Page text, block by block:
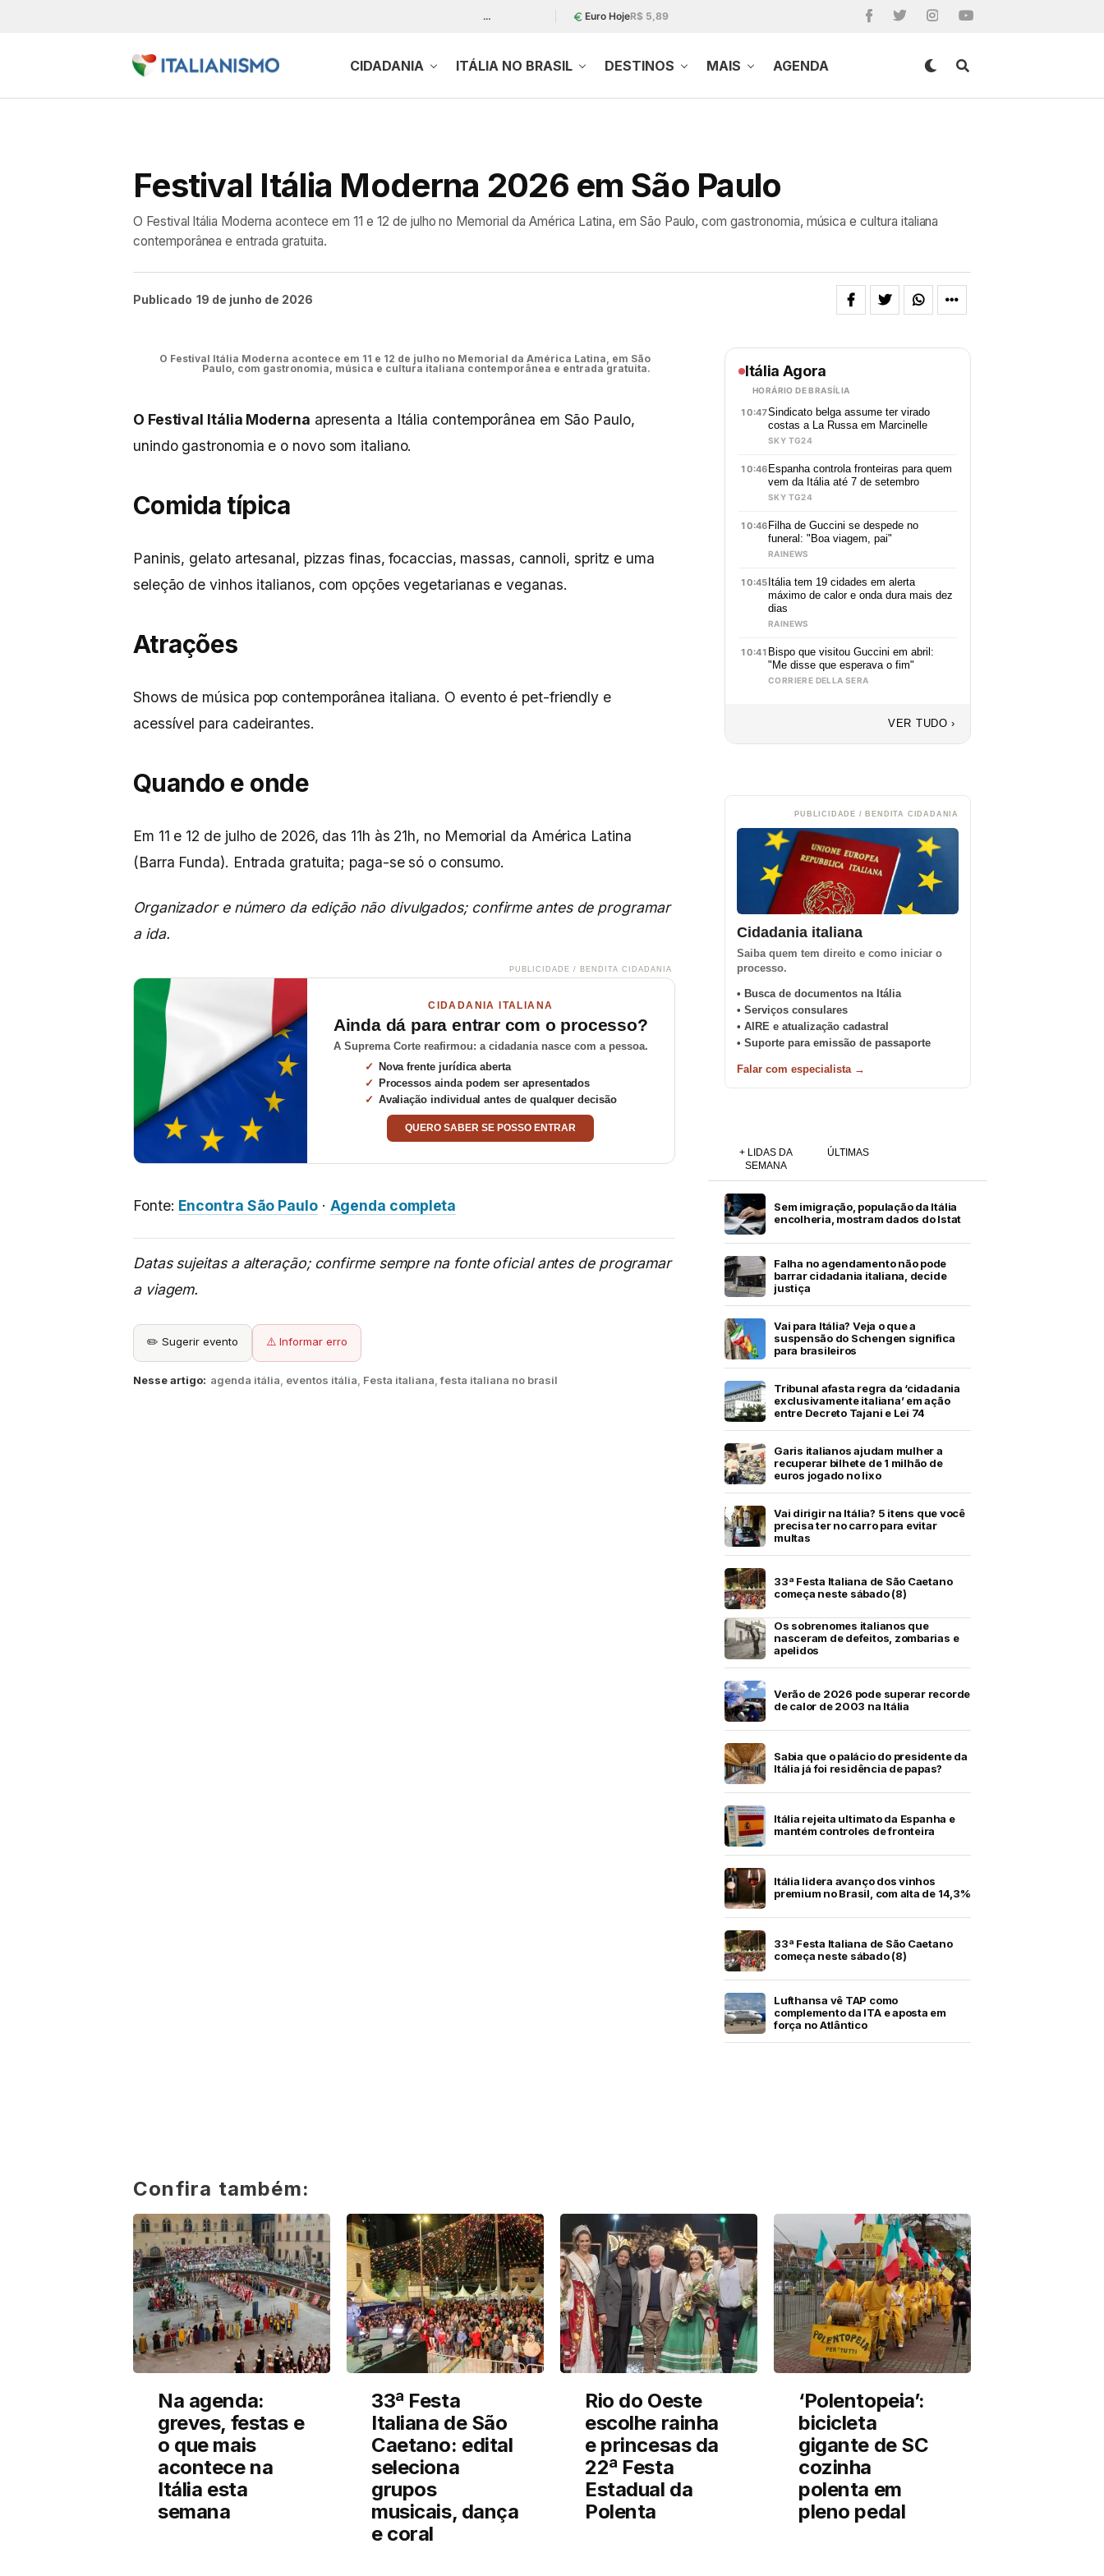
… Euro HojeR$ 5,89
CIDADANIA ITÁLIA NO BRASIL DESTINOS MAIS AGENDA
Festival Itália Moderna 2026 em São Paulo
O Festival Itália Moderna acontece em 11 e 12 de julho no Memorial da América Latina, em São Paulo, com gastronomia, música e cultura italiana
contemporânea e entrada gratuita.
Publicado 19 de junho de 2026
O Festival Itália Moderna acontece em 11 e 12 de julho no Memorial da América Latina, em São
Paulo, com gastronomia, música e cultura italiana contemporânea e entrada gratuita.
O Festival Itália Moderna apresenta a Itália contemporânea em São Paulo,
unindo gastronomia e o novo som italiano.
Comida típica
Paninis, gelato artesanal, pizzas finas, focaccias, massas, cannoli, spritz e uma
seleção de vinhos italianos, com opções vegetarianas e veganas.
Atrações
Shows de música pop contemporânea italiana. O evento é pet-friendly e
acessível para cadeirantes.
Quando e onde
Em 11 e 12 de julho de 2026, das 11h às 21h, no Memorial da América Latina
(Barra Funda). Entrada gratuita; paga-se só o consumo.
Organizador e número da edição não divulgados; confirme antes de programar
a ida.
PUBLICIDADE / BENDITA CIDADANIA
CIDADANIA ITALIANA
Ainda dá para entrar com o processo?
A Suprema Corte reafirmou: a cidadania nasce com a pessoa.
Nova frente jurídica aberta
Processos ainda podem ser apresentados
Avaliação individual antes de qualquer decisão
QUERO SABER SE POSSO ENTRAR
Fonte: Encontra São Paulo· Agenda completa
Datas sujeitas a alteração; confirme sempre na fonte oficial antes de programar
a viagem.
✏️ Sugerir evento ⚠️ Informar erro
Nesse artigo: agenda itália, eventos itália, Festa italiana,festa italiana no brasil
Itália Agora
HORÁRIO DE BRASÍLIA
10:47Sindicato belga assume ter virado
costas a La Russa em Marcinelle
SKY TG24
10:46 Espanha controla fronteiras para quem
vem da Itália até 7 de setembro
SKY TG24
10:46 Filha de Guccini se despede no
funeral: "Boa viagem, pai"
RAINEWS
10:45 Itália tem 19 cidades em alerta
máximo de calor e onda dura mais dez
dias
RAINEWS
10:41 Bispo que visitou Guccini em abril:
"Me disse que esperava o fim"
CORRIERE DELLA SERA
VER TUDO ›
PUBLICIDADE / BENDITA CIDADANIA
Cidadania italiana
Saiba quem tem direito e como iniciar o
processo.
• Busca de documentos na Itália
• Serviços consulares
• AIRE e atualização cadastral
• Suporte para emissão de passaporte
Falar com especialista →
+ LIDAS DA
SEMANA
ÚLTIMAS
Sem imigração, população da Itália
encolheria, mostram dados do Istat
Falha no agendamento não pode
barrar cidadania italiana, decide
justiça
Vai para Itália? Veja o que a
suspensão do Schengen significa
para brasileiros
Tribunal afasta regra da ‘cidadania
exclusivamente italiana’ em ação
entre Decreto Tajani e Lei 74
Garis italianos ajudam mulher a
recuperar bilhete de 1 milhão de
euros jogado no lixo
Vai dirigir na Itália? 5 itens que você
precisa ter no carro para evitar
multas
33ª Festa Italiana de São Caetano
começa neste sábado (8)
Os sobrenomes italianos que
nasceram de defeitos, zombarias e
apelidos
Verão de 2026 pode superar recorde
de calor de 2003 na Itália
Sabia que o palácio do presidente da
Itália já foi residência de papas?
Itália rejeita ultimato da Espanha e
mantém controles de fronteira
Itália lidera avanço dos vinhos
premium no Brasil, com alta de 14,3%
33ª Festa Italiana de São Caetano
começa neste sábado (8)
Lufthansa vê TAP como
complemento da ITA e aposta em
força no Atlântico
Confira também:
Na agenda:
greves, festas e
o que mais
acontece na
Itália esta
semana
33ª Festa
Italiana de São
Caetano: edital
seleciona
grupos
musicais, dança
e coral
Rio do Oeste
escolhe rainha
e princesas da
22ª Festa
Estadual da
Polenta
‘Polentopeia’:
bicicleta
gigante de SC
cozinha
polenta em
pleno pedal